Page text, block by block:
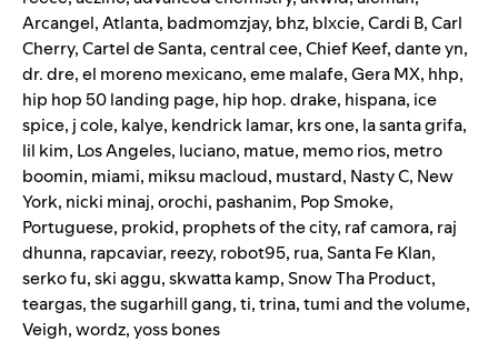
Arcangel,Atlanta, badmomzjay, bhz, blxcie,Cardi B,Carl
Cherry,Cartel de Santa,central cee,Chief Keef,dante yn,
dr. dre,el moreno mexicano,eme malafe,Gera MX, hhp,
hip hop 50 landing page, hip hop. drake, hispana, ice
spice, j cole, kalye, kendrick lamar, krs one, la santa grifa,
lil kim, Los Angeles, luciano, matue, memo rios, metro
boomin, miami, miksu macloud, mustard, Nasty C, New
York, nicki minaj,orochi, pashanim, Pop Smoke,
Portuguese, prokid, prophets of the city, raf camora, raj
dhunna, rapcaviar, reezy, robot95, rua,Santa Fe Klan,
serko fu,ski aggu,skwatta kamp,Snow Tha Product,
teargas,the sugarhill gang,ti,trina,tumi and the volume,
Veigh,wordz,yoss bones